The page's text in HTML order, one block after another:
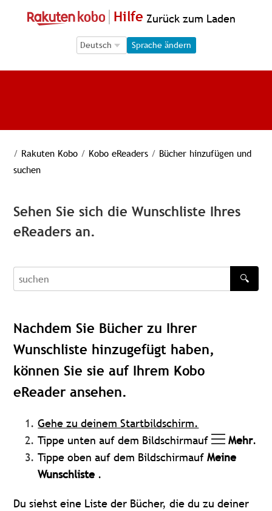
Hilfe Zurück zum Laden
Language Selection
Language Selection
Sprache ändern
/ Rakuten Kobo / Kobo eReaders / Bücher hinzufügen und
suchen
Sehen Sie sich die Wunschliste Ihres
eReaders an.
recherche
🔍
Nachdem Sie Bücher zu Ihrer
Wunschliste hinzugefügt haben,
können Sie sie auf Ihrem Kobo
eReader ansehen.
Gehe zu deinem Startbildschirm.
Tippe unten auf dem Bildschirmauf
Mehr.
Tippe oben auf dem BildschirmaufMeine
Wunschliste .
Du siehst eine Liste der Bücher, die du zu deiner